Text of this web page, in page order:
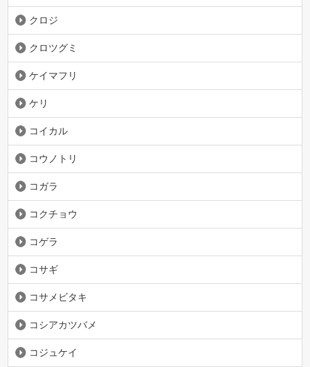
クロジ
クロツグミ
ケイマフリ
ケリ
コイカル
コウノトリ
コガラ
コクチョウ
コゲラ
コサギ
コサメビタキ
コシアカツバメ
コジュケイ